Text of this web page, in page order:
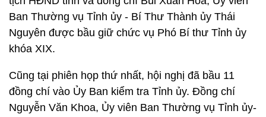
Ban Thường vụ Tỉnh ủy - Bí Thư Thành ủy Thái
Nguyên được bầu giữ chức vụ Phó Bí thư Tỉnh ủy
khóa XIX.
Cũng tại phiên họp thứ nhất, hội nghị đã bầu 11
đồng chí vào Ủy Ban kiểm tra Tỉnh ủy. Đồng chí
Nguyễn Văn Khoa, Ủy viên Ban Thường vụ Tỉnh ủy-